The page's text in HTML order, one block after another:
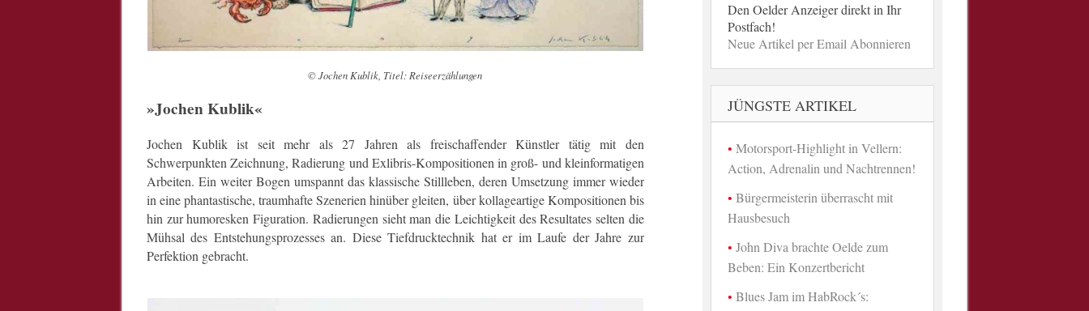
© Jochen Kublik, Titel: Reiseerzählungen
»Jochen Kublik«
Jochen Kublik ist seit mehr als 27 Jahren als freischaffender Künstler tätig mit den
Schwerpunkten Zeichnung, Radierung und Exlibris-Kompositionen in groß- und kleinformatigen
Arbeiten. Ein weiter Bogen umspannt das klassische Stillleben, deren Umsetzung immer wieder
in eine phantastische, traumhafte Szenerien hinüber gleiten, über kollageartige Kompositionen bis
hin zur humoresken Figuration. Radierungen sieht man die Leichtigkeit des Resultates selten die
Mühsal des Entstehungsprozesses an. Diese Tiefdrucktechnik hat er im Laufe der Jahre zur
Perfektion gebracht.
Den Oelder Anzeiger direkt in Ihr
Postfach!
Neue Artikel per Email Abonnieren
JÜNGSTE ARTIKEL
Motorsport-Highlight in Vellern:
Action, Adrenalin und Nachtrennen!
Bürgermeisterin überrascht mit
Hausbesuch
John Diva brachte Oelde zum
Beben: Ein Konzertbericht
Blues Jam im HabRock´s: